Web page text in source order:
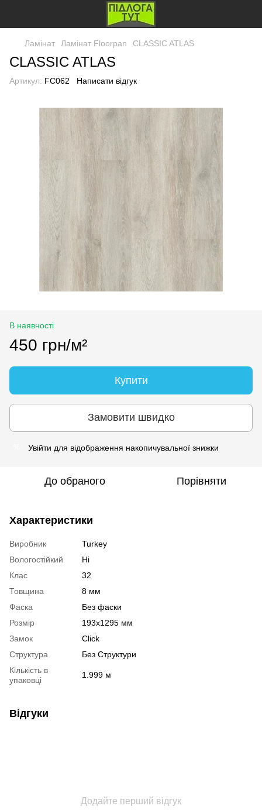
Ламінат Ламінат Floorpan CLASSIC ATLAS
CLASSIC ATLAS
Артикул: FC062 Написати відгук
В наявності
450 грн/м²
Купити
Замовити швидко
Увійти для відображення накопичувальної знижки
До обраного Порівняти
Характеристики
Виробник
Turkey
Вологостійкий
Ні
Клас
32
Товщина
8 мм
Фаска
Без фаски
Розмір
193х1295 мм
Замок
Click
Структура
Без Структури
Кількість в
упаковці
1.999 м
Відгуки
Додайте перший відгук